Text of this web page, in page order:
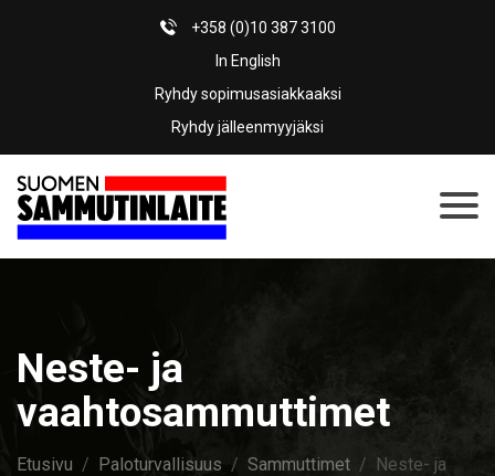
+358 (0)10 387 3100
In English
Ryhdy sopimusasiakkaaksi
Ryhdy jälleenmyyjäksi
Neste- ja
vaahtosammuttimet
Etusivu / Paloturvallisuus / Sammuttimet / Neste- ja